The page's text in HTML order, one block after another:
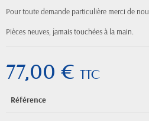
Pour toute demande particulière merci de
Pièces neuves, jamaistouchéesà la main.
77,00 € TTC
Référence